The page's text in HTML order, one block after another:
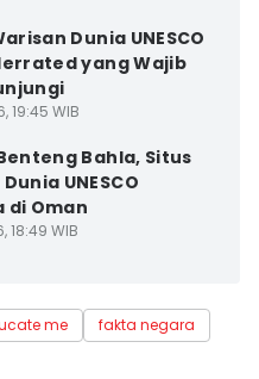
Dunia UNESCO
yang Wajib
19:45 WIB
Bahla, Situs
UNESCO
di Oman
18:49 WIB
me
fakta negara